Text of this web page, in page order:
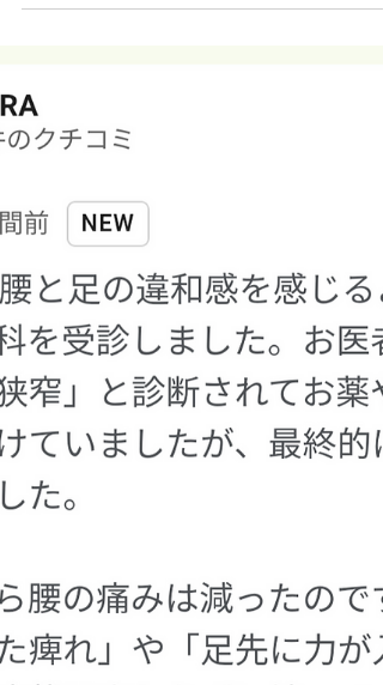
整形外科？どっちに来たらいい
腰痛があるけどもどこを頼ったらいいのか分から
ない。 そこでお悩みの方に対して参考になればと
思います。 下記にあてはまる方は迷わず、医療機
（夜間にうずく） ☑足の脱力感や痺れなどの感覚
が続く ☑過去に癌などの病気を経験している...